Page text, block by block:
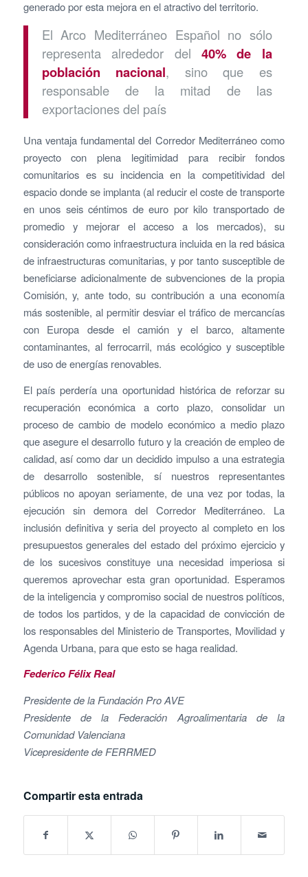
generado por esta mejora en el atractivo del territorio.
El Arco Mediterráneo Español no sólo
representa alrededor del 40% de la
población nacional, sino que es
responsable de la mitad de las
exportaciones del país
Una ventaja fundamental del Corredor Mediterráneo como
proyecto con plena legitimidad para recibir fondos
comunitarios es su incidencia en la competitividad del
espacio donde se implanta (al reducir el coste de transporte
en unos seis céntimos de euro por kilo transportado de
promedio y mejorar el acceso a los mercados), su
consideración como infraestructura incluida en la red básica
de infraestructuras comunitarias, y por tanto susceptible de
beneficiarse adicionalmente de subvenciones de la propia
Comisión, y, ante todo, su contribución a una economía
más sostenible, al permitir desviar el tráfico de mercancías
con Europa desde el camión y el barco, altamente
contaminantes, al ferrocarril, más ecológico y susceptible
de uso de energías renovables.
El país perdería una oportunidad histórica de reforzar su
recuperación económica a corto plazo, consolidar un
proceso de cambio de modelo económico a medio plazo
que asegure el desarrollo futuro y la creación de empleo de
calidad, así como dar un decidido impulso a una estrategia
de desarrollo sostenible, sí nuestros representantes
públicos no apoyan seriamente, de una vez por todas, la
ejecución sin demora del Corredor Mediterráneo. La
inclusión definitiva y seria del proyecto al completo en los
presupuestos generales del estado del próximo ejercicio y
de los sucesivos constituye una necesidad imperiosa si
queremos aprovechar esta gran oportunidad. Esperamos
de la inteligencia y compromiso social de nuestros políticos,
de todos los partidos, y de la capacidad de convicción de
los responsables del Ministerio de Transportes, Movilidad y
Agenda Urbana, para que esto se haga realidad.
Federico Félix Real
Presidente de la Fundación Pro AVE
Presidente de la Federación Agroalimentaria de la
Comunidad Valenciana
Vicepresidente de FERRMED
Compartir esta entrada